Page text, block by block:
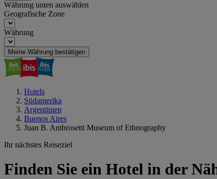
Währung unten auswählen
Geografische Zone
Währung
Meine Währung bestätigen
Hotels
Südamerika
Argentinien
Buenos Aires
Juan B. Ambrosetti Museum of Ethnography
Ihr nächstes Reiseziel
Finden Sie ein Hotel in der